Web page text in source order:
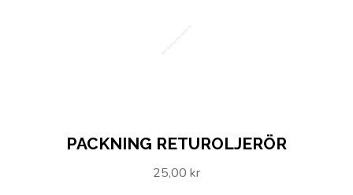
PACKNING RETUROLJERÖR
25,00 kr